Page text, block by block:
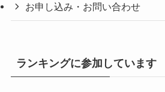
お申し込み・お問い合わせ
ランキングに参加しています